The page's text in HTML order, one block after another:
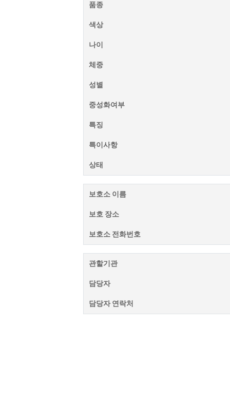
품종
색상
나이
체중
성별
중성화여부
특징
특이사항
상태
보호소 이름
보호 장소
보호소 전화번호
관할기관
담당자
담당자 연락처